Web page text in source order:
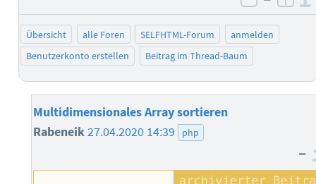
negativ
Übersicht alle Foren SELFHTML-Forum
anmelden
Benutzerkonto erstellen
Beitrag im Thread-Baum
Multidimensionales Array sortieren
Rabeneik27.04.2020 14:39 php
–